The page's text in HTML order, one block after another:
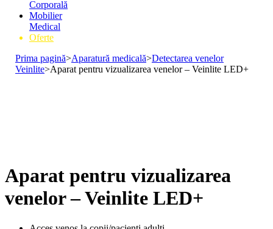
Corporală
Mobilier
Medical
Oferte
Prima pagină>Aparatură medicală>Detectarea venelor
Veinlite>Aparat pentru vizualizarea venelor – Veinlite LED+
Aparat pentru vizualizarea
venelor – Veinlite LED+